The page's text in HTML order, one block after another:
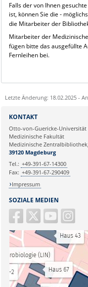
NEU HIER?
SUCHE A-Z
Falls der von Ihnen
ist, können Sie die -
die Mitarbeiter der
Mitarbeiter der
fügen bitte das ausgefüllte
Fernleihen bei.
Letzte Änderung: 18.02.2025 -
SOZIALE MEDIEN
KONTAKT
Otto-von-Guericke-Universität
Medizinische Fakultät
Medizinische
39120 Magdeburg
Tel.: +49-391-67-14300
Fax: +49-391-67-290409
Impressum